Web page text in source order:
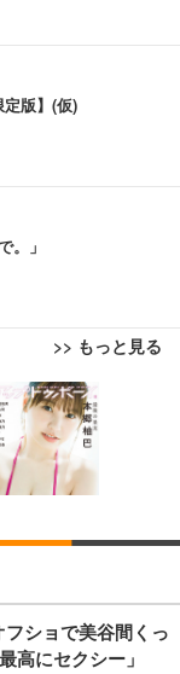
版】(仮)
。」
>> もっと見る
11 MORE! MOR
Concert 202
ショで美谷間くっ
高にセクシー」